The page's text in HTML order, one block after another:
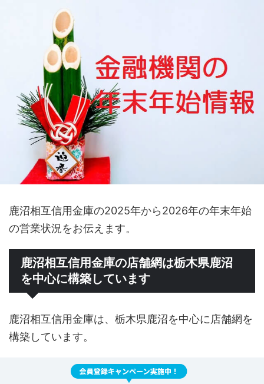
鹿沼相互信用金庫の2025年から2026年の年末年始
の営業状況をお伝えます。
鹿沼相互信用金庫の店舗網は栃木県鹿沼
を中心に構築しています
鹿沼相互信用金庫は、栃木県鹿沼を中心に店舗網を
構築しています。